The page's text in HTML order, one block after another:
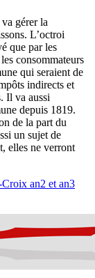
gérer la
L’octroi
que par les
consommateurs
qui seraient de
indirects et
Il va aussi
depuis 1819.
de la part du
un sujet de
elles ne verront
an2 et an3